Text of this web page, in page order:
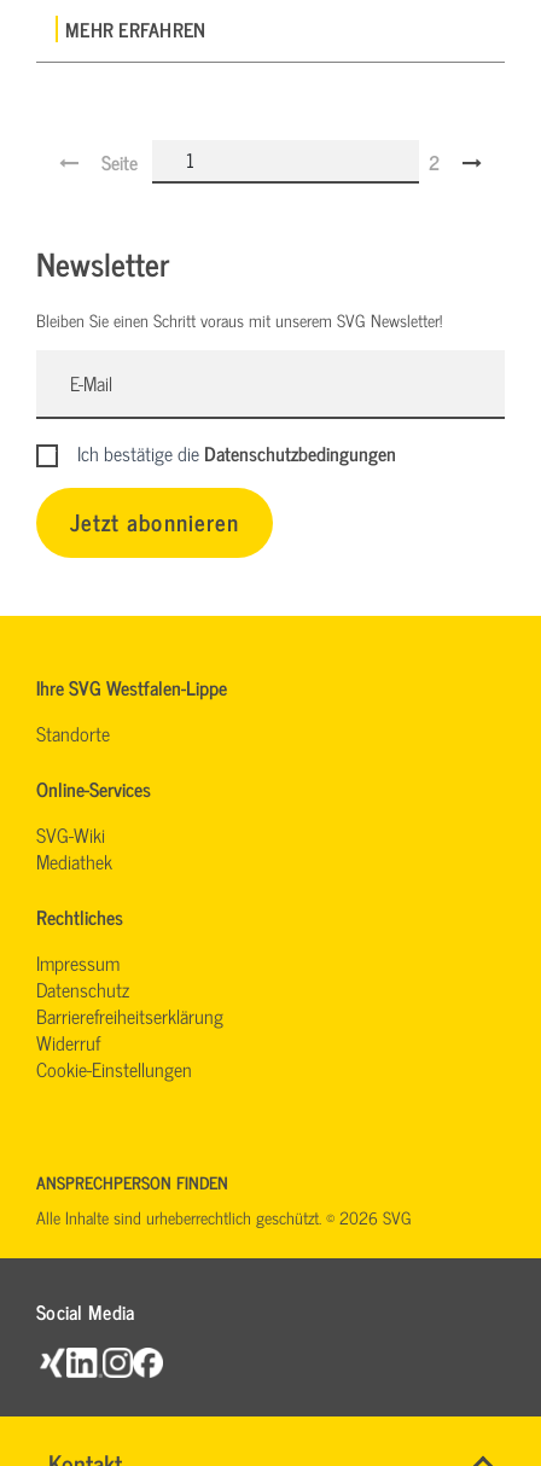
Name*
MEHR ERFAHREN
Seite 2
Newsletter
Bleiben Sie einen Schritt voraus mit unserem SVG Newsletter!
Ich bestätige dieDatenschutzbedingungen
Jetzt abonnieren
Ihre SVG Westfalen-Lippe
Standorte
Online-Services
SVG-Wiki
Mediathek
Rechtliches
Impressum
Datenschutz
Barrierefreiheitserklärung
Widerruf
Cookie-Einstellungen
Social Media
ANSPRECHPERSON FINDEN
Alle Inhalte sind urheberrechtlich geschützt. © 2026 SVG